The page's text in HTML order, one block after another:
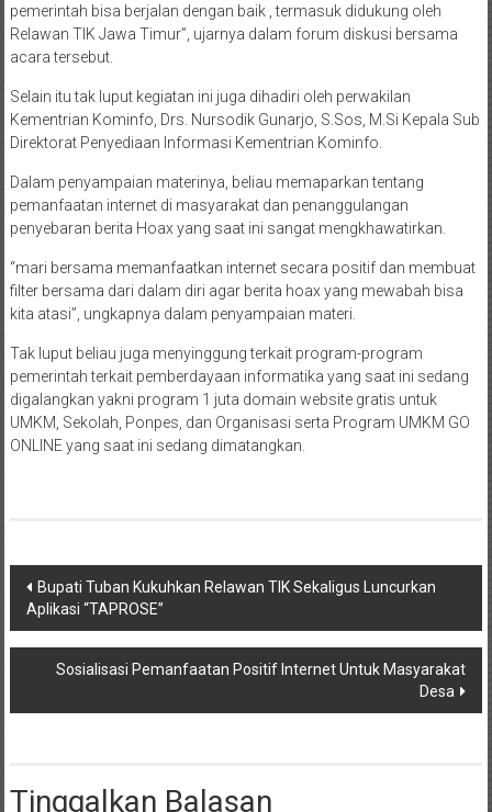
pemerintah bisa berjalan dengan baik , termasuk didukung oleh
Relawan TIK Jawa Timur”, ujarnya dalam forum diskusi bersama
acara tersebut.
Selain itu tak luput kegiatan ini juga dihadiri oleh perwakilan
Kementrian Kominfo, Drs. Nursodik Gunarjo, S.Sos, M.Si Kepala Sub
Direktorat Penyediaan Informasi Kementrian Kominfo.
Dalam penyampaian materinya, beliau memaparkan tentang
pemanfaatan internet di masyarakat dan penanggulangan
penyebaran berita Hoax yang saat ini sangat mengkhawatirkan.
“mari bersama memanfaatkan internet secara positif dan membuat
filter bersama dari dalam diri agar berita hoax yang mewabah bisa
kita atasi”, ungkapnya dalam penyampaian materi.
Tak luput beliau juga menyinggung terkait program-program
pemerintah terkait pemberdayaan informatika yang saat ini sedang
digalangkan yakni program 1 juta domain website gratis untuk
UMKM, Sekolah, Ponpes, dan Organisasi serta Program UMKM GO
ONLINE yang saat ini sedang dimatangkan.
Post
navigation
Bupati Tuban Kukuhkan Relawan TIK Sekaligus Luncurkan
Aplikasi “TAPROSE”
Sosialisasi Pemanfaatan Positif Internet Untuk Masyarakat
Desa
Tinggalkan Balasan